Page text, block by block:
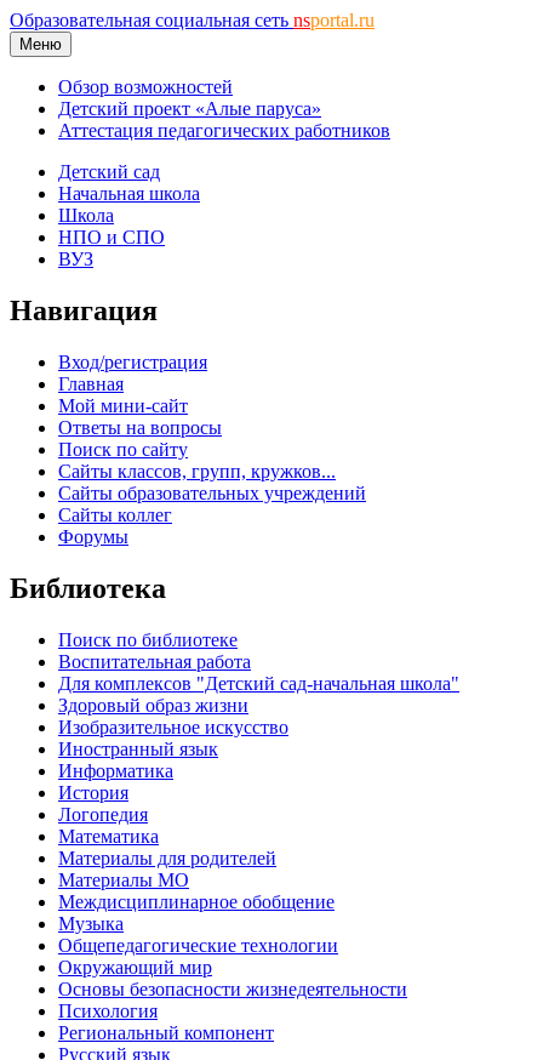
Образовательная социальная сеть nsportal.ru
Меню
Обзор возможностей
Детский проект «Алые паруса»
Аттестация педагогических работников
Детский сад
Начальная школа
Школа
НПО и СПО
ВУЗ
Навигация
Вход/регистрация
Главная
Мой мини-сайт
Ответы на вопросы
Поиск по сайту
Сайты классов, групп, кружков...
Сайты образовательных учреждений
Сайты коллег
Форумы
Библиотека
Поиск по библиотеке
Воспитательная работа
Для комплексов "Детский сад-начальная школа"
Здоровый образ жизни
Изобразительное искусство
Иностранный язык
Информатика
История
Логопедия
Математика
Материалы для родителей
Материалы МО
Междисциплинарное обобщение
Музыка
Общепедагогические технологии
Окружающий мир
Основы безопасности жизнедеятельности
Психология
Региональный компонент
Русский язык